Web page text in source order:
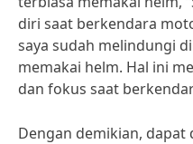
diri saat berkendara
saya sudah melindungi
memakai helm. Hal ini
dan fokus saat
Dengan demikian, dapat